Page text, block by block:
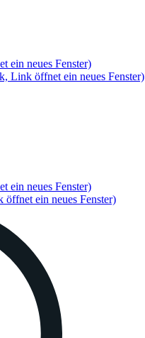
ein neues Fenster)
Link öffnet ein neues Fenster)
ein neues Fenster)
ein neues Fenster)